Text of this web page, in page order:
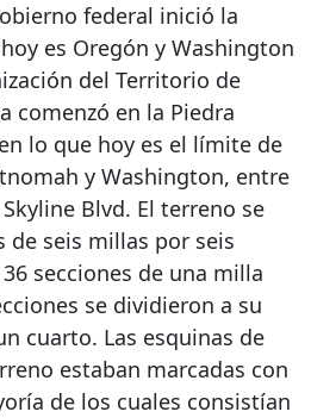
federal inició la
es Oregón y Washington
del Territorio de
comenzó en la Piedra
lo que hoy es el límite de
y Washington, entre
Blvd. El terreno se
seis millas por seis
secciones de una milla
se dividieron a su
cuarto. Las esquinas de
estaban marcadas con
de los cuales consistían